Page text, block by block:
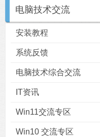
电脑技术交流
安装教程
系统反馈
电脑技术综合交流
IT资讯
Win11交流专区
Win10 交流专区